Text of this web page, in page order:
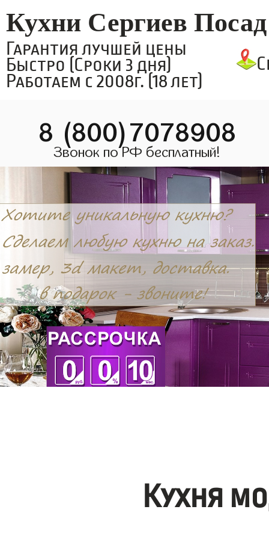
Кухни Сергиев Посад
Гарантия лучшей цены
Быстро (Сроки 3 дня)
Работаем с 2008г. (18 лет)
8 (800)7078908
Звонок по РФ бесплатный!
Кухня